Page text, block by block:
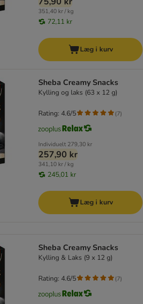
351,40 kr / kg
72,11 kr
Læg i kurv
Sheba Creamy Snacks
Kylling og laks (63 x 12 g)
Individuelt 279,30 kr
257,90 kr
341,10 kr / kg
245,01 kr
Rating: 4.6/5 (7)
Læg i kurv
Sheba Creamy Snacks
Kylling & Laks (9 x 12 g)
Rating: 4.6/5 (7)